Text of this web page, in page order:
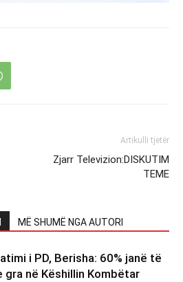
Artikulli tjetër
Zjarr Televizion:DISKUTIM
TEME
MË SHUMË NGA AUTORI
i PD, Berisha: 60% janë të
gra në Këshillin Kombëtar